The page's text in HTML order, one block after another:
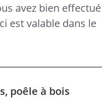
avez bien effectué
est valable dans le
poêle à bois